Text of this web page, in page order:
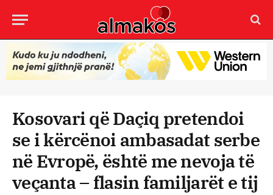
Kosovari që Daçiq pretendoi
se i kërcënoi ambasadat serbe
në Evropë, është me nevoja të
veçanta – flasin familjarët e tij